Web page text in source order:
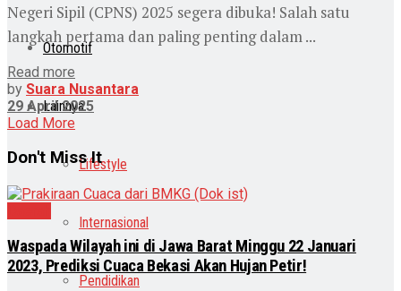
Otomotif
Lainnya
Lifestyle
Internasional
Pendidikan
Negeri Sipil (CPNS) 2025 segera dibuka! Salah satu
langkah pertama dan paling penting dalam ...
Read more
by Suara Nusantara
29 April 2025
Load More
Don't Miss It
Waspada Wilayah ini di Jawa Barat Minggu 22 Januari
2023, Prediksi Cuaca Bekasi Akan Hujan Petir!